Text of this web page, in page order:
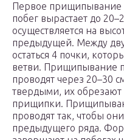
Первое прищипывание
побег вырастает до
осуществляется на
предыдущей. Между
остаться 4 почки,
ветви. Прищипывание
проводят через 20–30
твердыми, их обрезают
прищипки.
проводят так, чтобы
предыдущего ряда.